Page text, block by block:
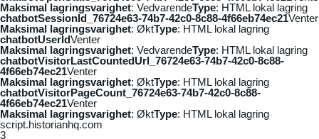
Maksimal lagringsvarighet: VedvarendeType: HTML lokal lagring
chatbotSessionId_76724e63-74b7-42c0-8c88-4f66eb74ec21Venter
Maksimal lagringsvarighet: ØktType: HTML lokal lagring
chatbotUserIdVenter
Maksimal lagringsvarighet: VedvarendeType: HTML lokal lagring
chatbotVisitorLastCountedUrl_76724e63-74b7-42c0-8c88-
4f66eb74ec21Venter
Maksimal lagringsvarighet: ØktType: HTML lokal lagring
chatbotVisitorPageCount_76724e63-74b7-42c0-8c88-
4f66eb74ec21Venter
Maksimal lagringsvarighet: ØktType: HTML lokal lagring
script.historianhq.com
3